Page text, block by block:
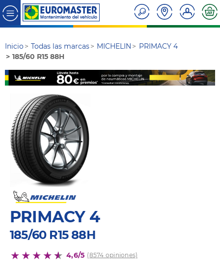
Inicio Todas las marcas MICHELIN
PRIMACY 4
185/60 R15 88H
PRIMACY 4
185/60 R15 88H
4,6/5 (8574 opiniones)